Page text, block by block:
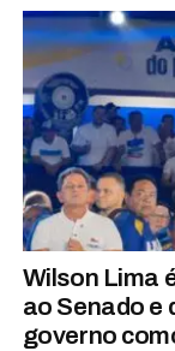
Wilson Lima
ao Senado e
governo